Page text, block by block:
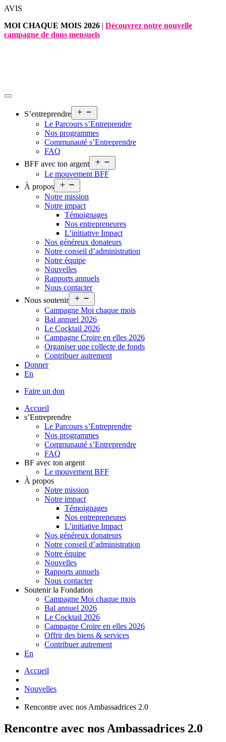
Aller
contenu
AVIS
MOI CHAQUE MOIS 2026 | Découvrez notre nouvelle
campagne de dons mensuels
S’entreprendre
le
menu
Le Parcours s’Entreprendre
Nos programmes
Communauté s’Entreprendre
FAQ
BFF avec ton argent
le
Le mouvement BFF
À propos
le
menu
Notre mission
Notre impact
Témoignages
Nos entrepreneures
L’initiative Impact
Nos généreux donateurs
Notre conseil d’administration
Notre équipe
Nouvelles
Rapports annuels
Nous contacter
Nous soutenir
le
menu
Campagne Moi chaque mois
Bal annuel 2026
Le Cocktail 2026
Campagne Croire en elles 2026
Organiser une collecte de fonds
Contribuer autrement
Donner
En
Faire un don
Accueil
s’Entreprendre
Le Parcours s’Entreprendre
Nos programmes
Communauté s’Entreprendre
FAQ
BF avec ton argent
Le mouvement BFF
À propos
Notre mission
Notre impact
Témoignages
Nos entrepreneures
L’initiative Impact
Nos généreux donateurs
Notre conseil d’administration
Notre équipe
Nouvelles
Rapports annuels
Nous contacter
Soutenir la Fondation
Campagne Moi chaque mois
Bal annuel 2026
Le Cocktail 2026
Campagne Croire en elles 2026
Offrir des biens & services
Contribuer autrement
En
Accueil
Nouvelles
Rencontre avec nos Ambassadrices 2.0
Rencontre avec nos Ambassadrices 2.0